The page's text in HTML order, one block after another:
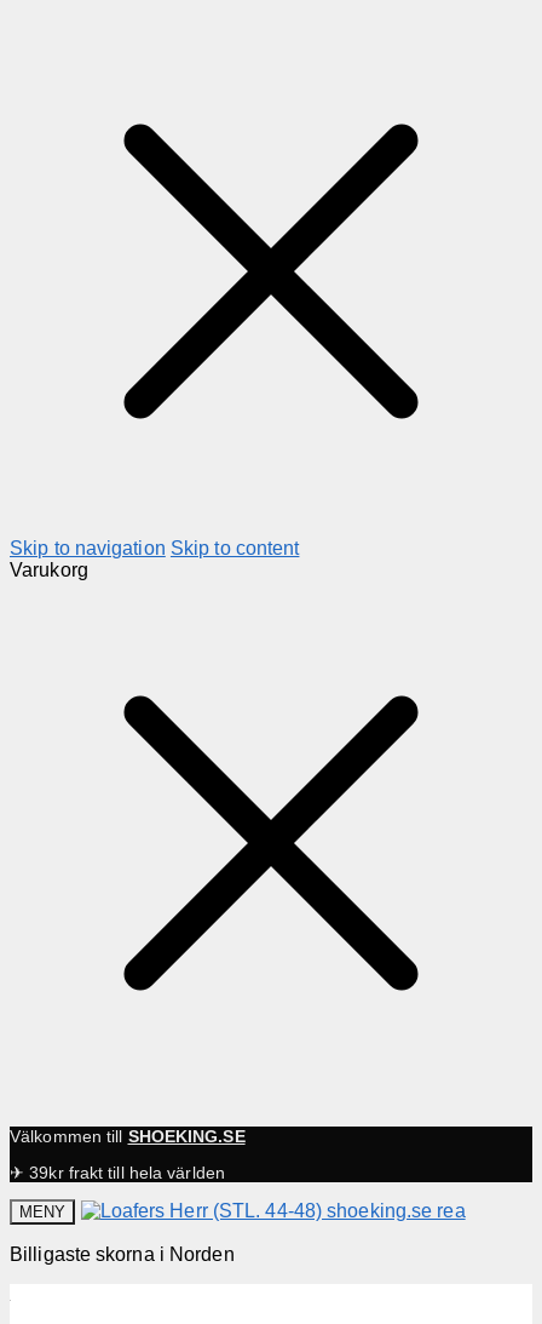
Skip to navigation Skip to content
Varukorg
Välkommen till SHOEKING.SE
✈ 39kr frakt till hela världen
MENY
Billigaste skorna i Norden